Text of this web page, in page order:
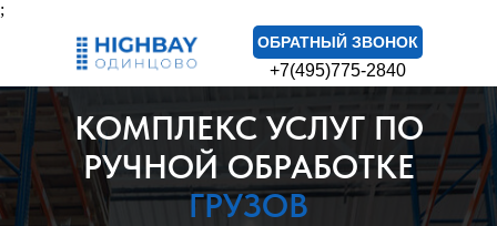
;
+7(495)775-2840
ОБРАТНЫЙ ЗВОНОК
КОМПЛЕКС УСЛУГ ПО
РУЧНОЙ ОБРАБОТКЕ
ГРУЗОВ